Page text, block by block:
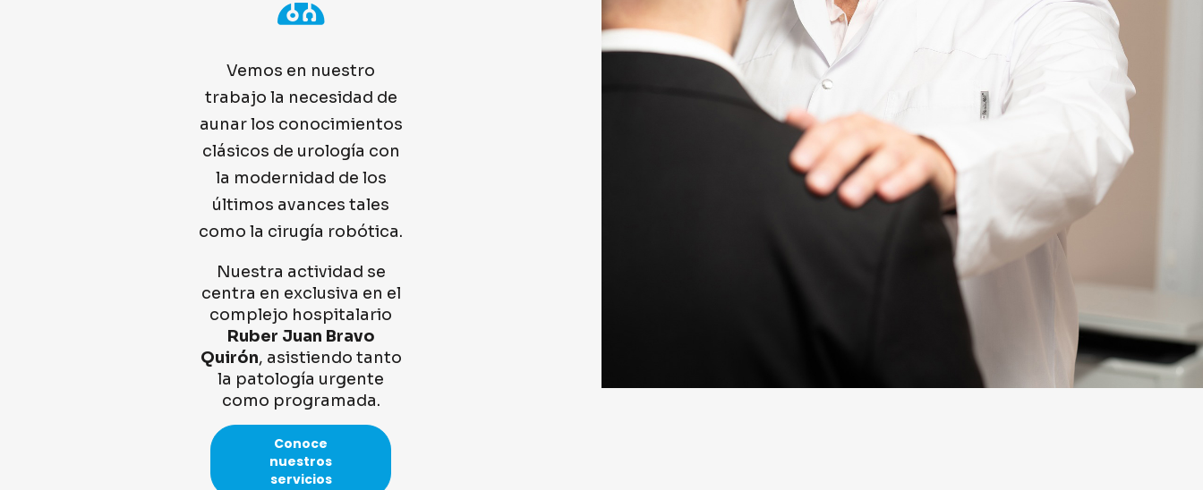
Vemos en nuestro
trabajo la necesidad de
aunar los conocimientos
clásicos de urología con
la modernidad de los
últimos avances tales
como la cirugía robótica.
Nuestra actividad se
centra en exclusiva en el
complejo hospitalario
Ruber Juan Bravo
Quirón, asistiendo tanto
la patología urgente
como programada.
Conoce
nuestros
servicios